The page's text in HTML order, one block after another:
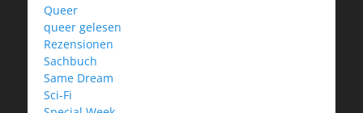
Queer
queer gelesen
Rezensionen
Sachbuch
Same Dream
Sci-Fi